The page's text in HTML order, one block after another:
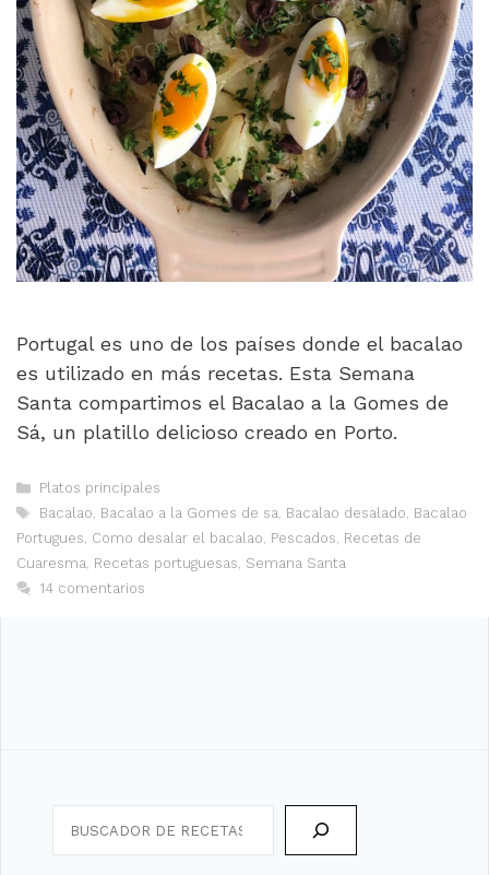
Portugal es uno de los países donde el bacalao
es utilizado en más recetas. Esta Semana
Santa compartimos el Bacalao a la Gomes de
Sá, un platillo delicioso creado en Porto.
Categorías
Platos principales
Etiquetas
Bacalao, Bacalao a la Gomes de sa, Bacalao desalado, Bacalao
Portugues, Como desalar el bacalao, Pescados, Recetas de
Cuaresma, Recetas portuguesas, Semana Santa
14 comentarios